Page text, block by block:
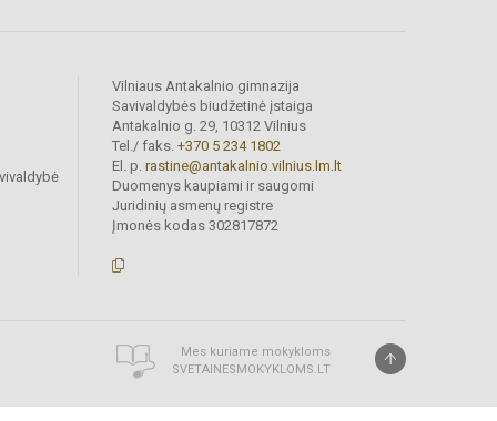
Vilniaus Antakalnio gimnazija
Savivaldybės biudžetinė įstaiga
Antakalnio g. 29, 10312 Vilnius
Tel./ faks. +370 5 234 1802
El. p. rastine@antakalnio.vilnius.lm.lt
Duomenys kaupiami ir saugomi
Juridinių asmenų registre
Įmonės kodas 302817872
Mes kuriame mokykloms
SVETAINESMOKYKLOMS.LT